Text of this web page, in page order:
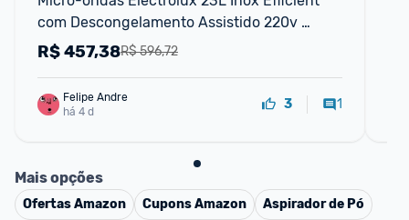
com Descongelamento Assistido 220v
ME23S
R$ 596,72
R$457,38
Felipe Andre
há 4 d
3 1
Mais opções
OfertasAmazon CuponsAmazon
Aspirador de Pó